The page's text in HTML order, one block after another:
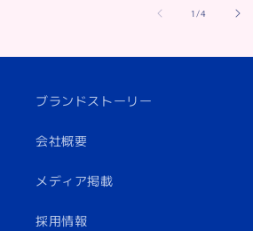
1/of
4
ブランドストーリー
会社概要
メディア掲載
採用情報